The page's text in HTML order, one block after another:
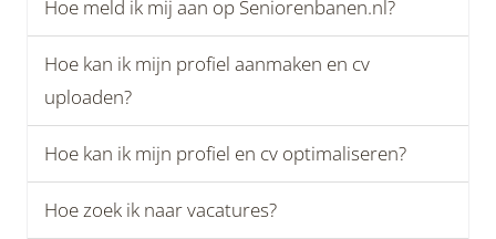
Hoe meld ik mij aan op Seniorenbanen.nl?
Hoe kan ik mijn profiel aanmaken en cv
uploaden?
Hoe kan ik mijn profiel en cv optimaliseren?
Hoe zoek ik naar vacatures?